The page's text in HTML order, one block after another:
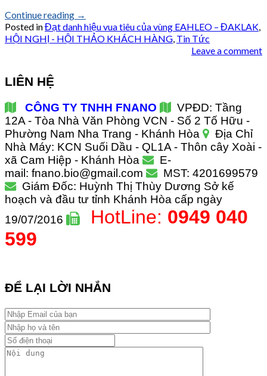
Continue reading →
Posted inĐạt danh hiệu vua tiêu của vùng EAHLEO – ĐAKLAK,
HỘI NGHỊ - HỘI THẢO KHÁCH HÀNG, Tin Tức
Leave a comment
LIÊN HỆ
CÔNG TY TNHH FNANO
VPĐD: Tầng
12A - Tòa Nhà Văn Phòng VCN - Số 2 Tố Hữu -
Phường Nam Nha Trang - Khánh Hòa
Địa Chỉ
Nhà Máy: KCN Suối Dầu - QL1A - Thôn cây Xoài -
xã Cam Hiệp - Khánh Hòa
E-
mail: fnano.bio@gmail.com
MST: 4201699579
Giám Đốc: Huỳnh Thị Thùy Dương Sở kế
hoạch và đầu tư tỉnh Khánh Hòa cấp ngày
19/07/2016
HotLine: 0949 040
599
ĐỂ LẠI LỜI NHẮN